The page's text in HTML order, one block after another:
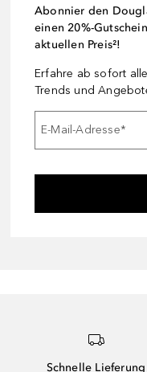
Abonnier den
einen 20%-
aktuellen Preis²!
Erfahre ab sofort
Trends und
E-Mail-Adresse*
Schnelle Lieferung